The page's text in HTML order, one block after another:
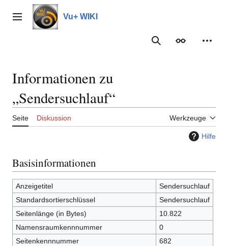
Inhalt
springenHauptmenü Vu+ WIKI
Suche
Informationen zu
„Sendersuchlauf“
Seite Diskussion Werkzeuge
Hilfe
Basisinformationen
Anzeigetitel
Sendersuchlauf
Standardsortierschlüssel
Sendersuchlauf
Seitenlänge (in Bytes)
10.822
Namensraumkennnummer
0
Seitenkennnummer
682